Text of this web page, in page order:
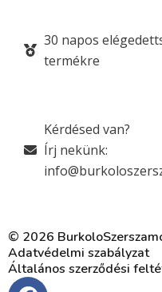
30 napos
termékre
Kérdésed van?
Írj nekünk:
© 2026
Adatvédelmi szabályzat
Általános szerződési
F